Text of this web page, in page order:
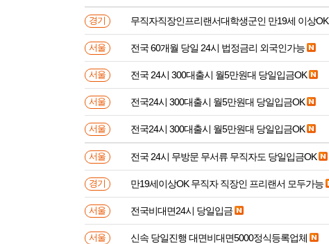
경기 무직자직장인프리랜서대학생군인 만19세 이상OK
서울 전국 60개월 당일 24시 법정금리 외국인가능
서울 전국 24시 300대출시 월5만원대 당일입금OK
서울 전국24시 300대출시 월5만원대 당일입금OK
서울 전국24시 300대출시 월5만원대 당일입금OK
서울 전국 24시 무방문 무서류 무직자도 당일입금OK
경기 만19세이상OK 무직자 직장인 프리랜서 모두가능
서울 전국비대면24시 당일입금
서울 신속 당일진행 대면비대면5000정식등록업체